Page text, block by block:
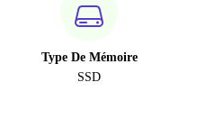
Type De Mémoire
SSD